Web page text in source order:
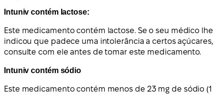
Intuniv contém lactose:
Este medicamento contém lactose. Se o seu médico lhe
indicou que padece uma intolerância a certos açúcares,
consulte com ele antes de tomar este medicamento.
Intuniv contém sódio
Este medicamento contém menos de 23 mg de sódio (1